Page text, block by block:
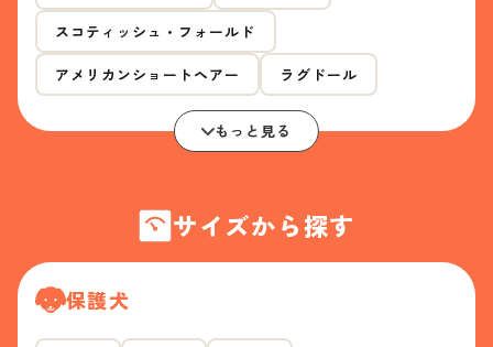
スコティッシュ・フォールド
アメリカンショートヘアー ラグドール
もっと見る
サイズから探す
保護犬